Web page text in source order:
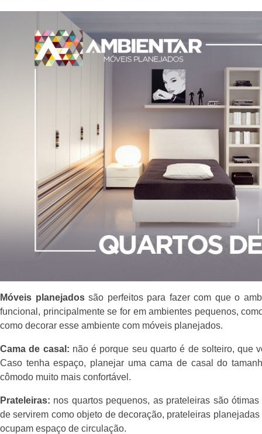
Móveis planejadossão perfeitos para fazer com que o
funcional, principalmente se for em ambientes pequenos,
como decorar esse ambiente com móveis planejados.
Cama de casal: não é porque seu quarto é de solteiro, que
Caso tenha espaço, planejar uma cama de casal do
cômodo muito mais confortável.
Prateleiras: nos quartos pequenos, as prateleiras são
de servirem como objeto de decoração, prateleiras
ocupam espaço de circulação.